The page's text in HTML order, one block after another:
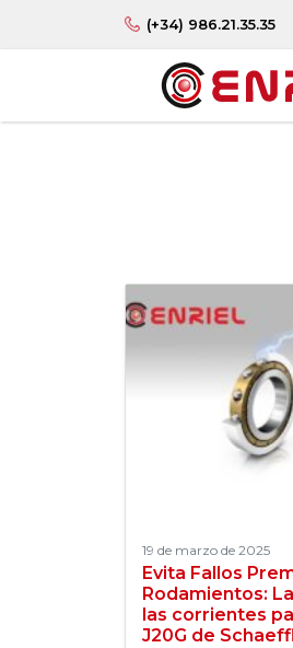
(+34) 986.21.35.35
19 de marzo de 2025
Evita Fallos
Rodamientos:
las corrientes
J20G de